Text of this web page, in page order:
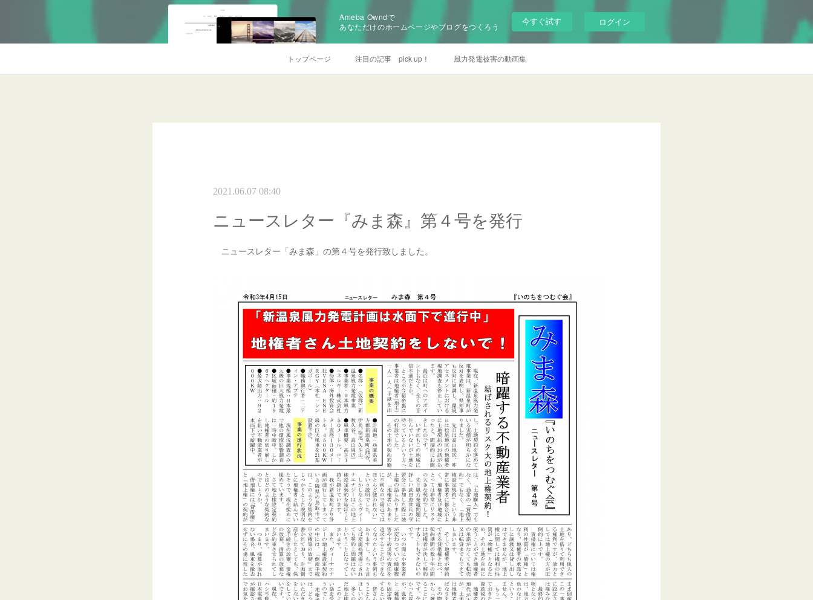
Ameba Owndで
あなただけのホームページやブログをつくろう
今すぐ試す ログイン
トップページ 注目の記事 pick up！ 風力発電被害の動画集
2021.06.07 08:40
ニュースレター『みま森』第４号を発行
ニュースレター「みま森」の第４号を発行致しました。